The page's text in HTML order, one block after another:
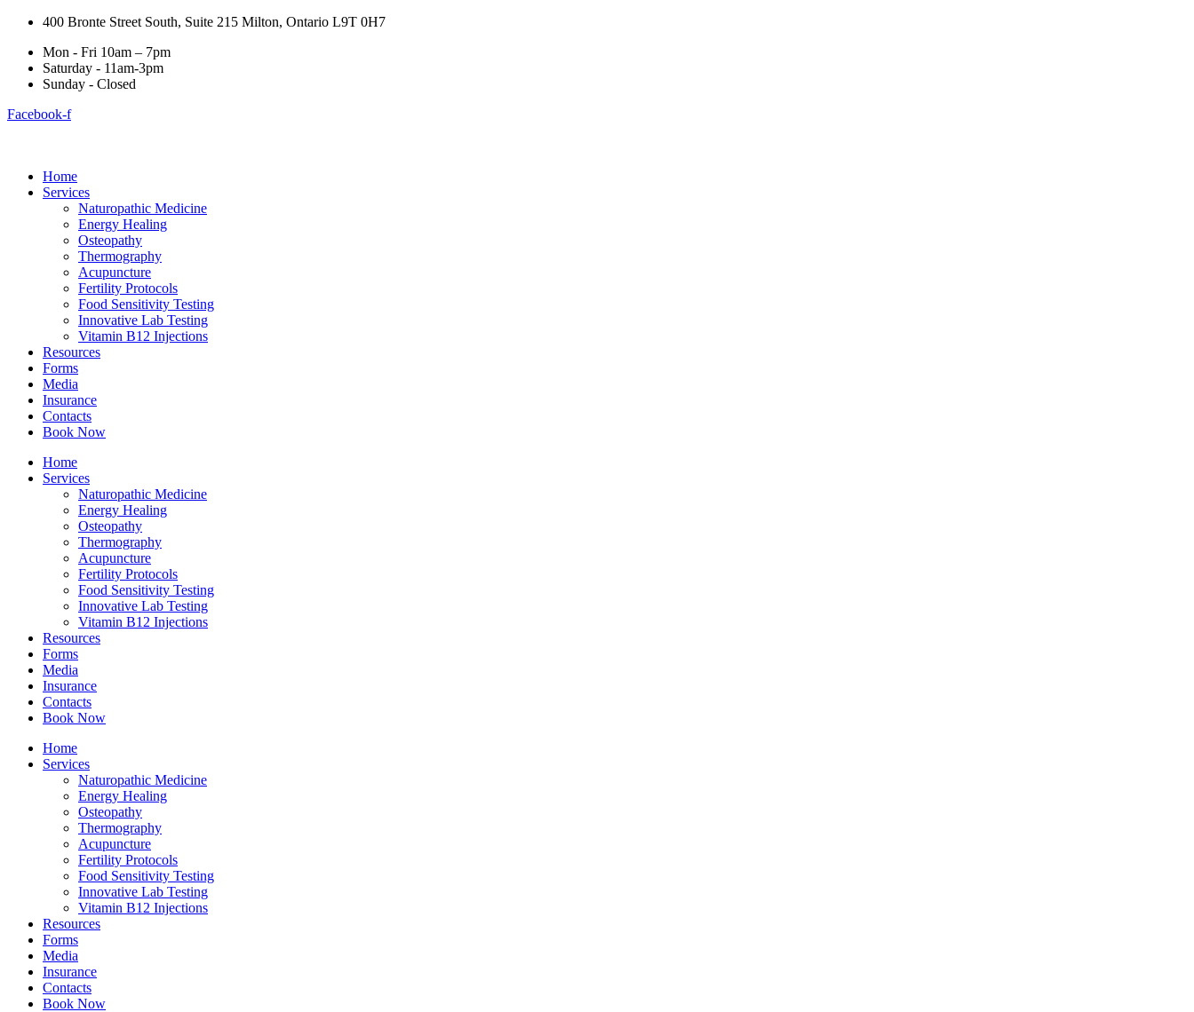
400 Bronte Street South, Suite 215 Milton, Ontario L9T 0H7
Mon - Fri 10am – 7pm
Saturday - 11am-3pm
Sunday - Closed
Facebook-f
Home
Services
Naturopathic Medicine
Energy Healing
Osteopathy
Thermography
Acupuncture
Fertility Protocols
Food Sensitivity Testing
Innovative Lab Testing
Vitamin B12 Injections
Resources
Forms
Media
Insurance
Contacts
Book Now
Home
Services
Naturopathic Medicine
Energy Healing
Osteopathy
Thermography
Acupuncture
Fertility Protocols
Food Sensitivity Testing
Innovative Lab Testing
Vitamin B12 Injections
Resources
Forms
Media
Insurance
Contacts
Book Now
Home
Services
Naturopathic Medicine
Energy Healing
Osteopathy
Thermography
Acupuncture
Fertility Protocols
Food Sensitivity Testing
Innovative Lab Testing
Vitamin B12 Injections
Resources
Forms
Media
Insurance
Contacts
Book Now